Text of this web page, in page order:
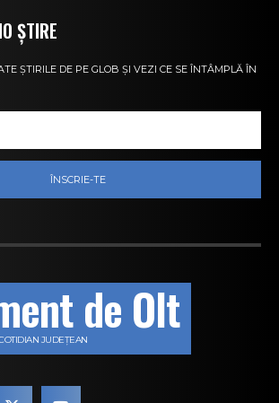
ȘTIRE
ȘTIRILE DE PE GLOB ȘI VEZI CE SE ÎNTÂMPLĂ ÎN
ÎNSCRIE-TE
de Olt
JUDEȚEAN